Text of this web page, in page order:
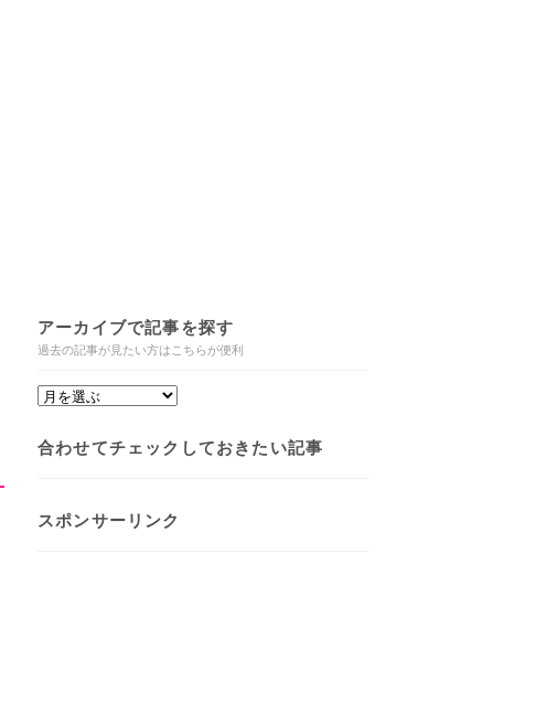
アーカイブで記事を探す
過去の記事が見たい方はこちらが便利
合わせてチェックしておきたい記事
スポンサーリンク